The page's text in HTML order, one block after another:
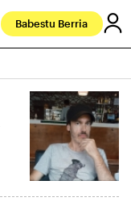
Babestu Berria